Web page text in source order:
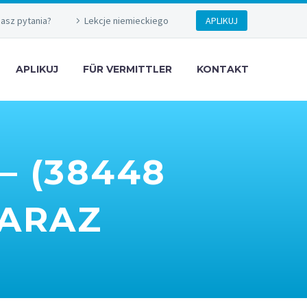
pytania? Lekcje niemieckiego APLIKUJ
APLIKUJ FÜR VERMITTLER KONTAKT
(38448